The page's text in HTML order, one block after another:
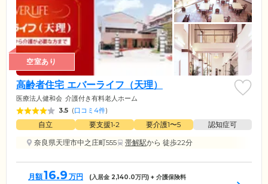
空室あり
高齢者住宅 エバーライフ（天理）
医療法人健和会 介護付き有料老人ホーム
3.5 (口コミ4件)
自立 要支援1•2 要介護1〜5
認知症可
奈良県天理市中之庄町555
帯解駅から 徒歩22分
月額16.9 万円 (入居金 2,140.0万円) + 介護保険料